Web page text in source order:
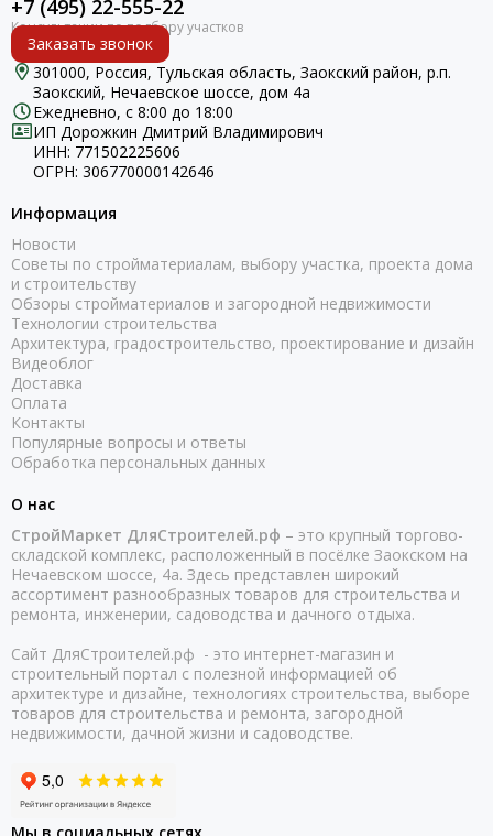
+7 (495) 22-555-22
Заказать звонок
301000, Россия, Тульская область, Заокский район, р.п.
Заокский, Нечаевское шоссе, дом 4а
Ежедневно, с 8:00 до 18:00
ИП Дорожкин Дмитрий Владимирович
ИНН: 771502225606
ОГРН: 306770000142646
Информация
Новости
Советы по стройматериалам, выбору участка, проекта дома
и строительству
Обзоры стройматериалов и загородной недвижимости
Технологии строительства
Архитектура, градостроительство, проектирование и дизайн
Видеоблог
Доставка
Оплата
Контакты
Популярные вопросы и ответы
Обработка персональных данных
О нас
СтройМаркет ДляСтроителей.рф – это крупный торгово-
складской комплекс, расположенный в посёлке Заокском на
Нечаевском шоссе, 4а. Здесь представлен широкий
ассортимент разнообразных товаров для строительства и
ремонта, инженерии, садоводства и дачного отдыха.
Сайт ДляСтроителей.рф - это интернет-магазин и
строительный портал с полезной информацией об
архитектуре и дизайне, технологиях строительства, выборе
товаров для строительства и ремонта, загородной
недвижимости, дачной жизни и садоводстве.